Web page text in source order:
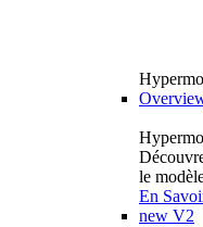
le
En
new V2